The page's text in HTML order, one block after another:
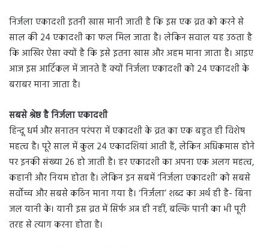
निर्जला एकादशी इतनी खास मानी जाती है कि इस एक व्रत को करने से
साल की 24 एकादशी का फल मिल जाता है। लेकिन सवाल यह उठता है
कि आखिर ऐसा क्यों है कि इसे इतना खास और अहम माना जाता है। आइए
आज इस आर्टिकल में जानते हैं क्यों निर्जला एकादशी को 24 एकादशी के
बराबर माना जाता है।
सबसे श्रेष्ठ है निर्जला एकादशी
हिन्दू धर्म और सनातन परंपरा में एकादशी के व्रत का एक बहुत ही विशेष
महत्व है। पूरे साल में कुल 24 एकादशियां आती हैं, लेकिन अधिकमास होने
पर इनकी संख्या 26 हो जाती है। हर एकादशी का अपना एक अलग महत्व,
कहानी और नियम होता है। लेकिन इन सबमें ‘निर्जला एकादशी’ को सबसे
सर्वोच्च और सबसे कठिन माना गया है। ‘निर्जला’ शब्द का अर्थ ही है- बिना
जल यानी के। यानी इस व्रत में सिर्फ अन्न ही नहीं, बल्कि पानी का भी पूरी
तरह से त्याग करना होता है।